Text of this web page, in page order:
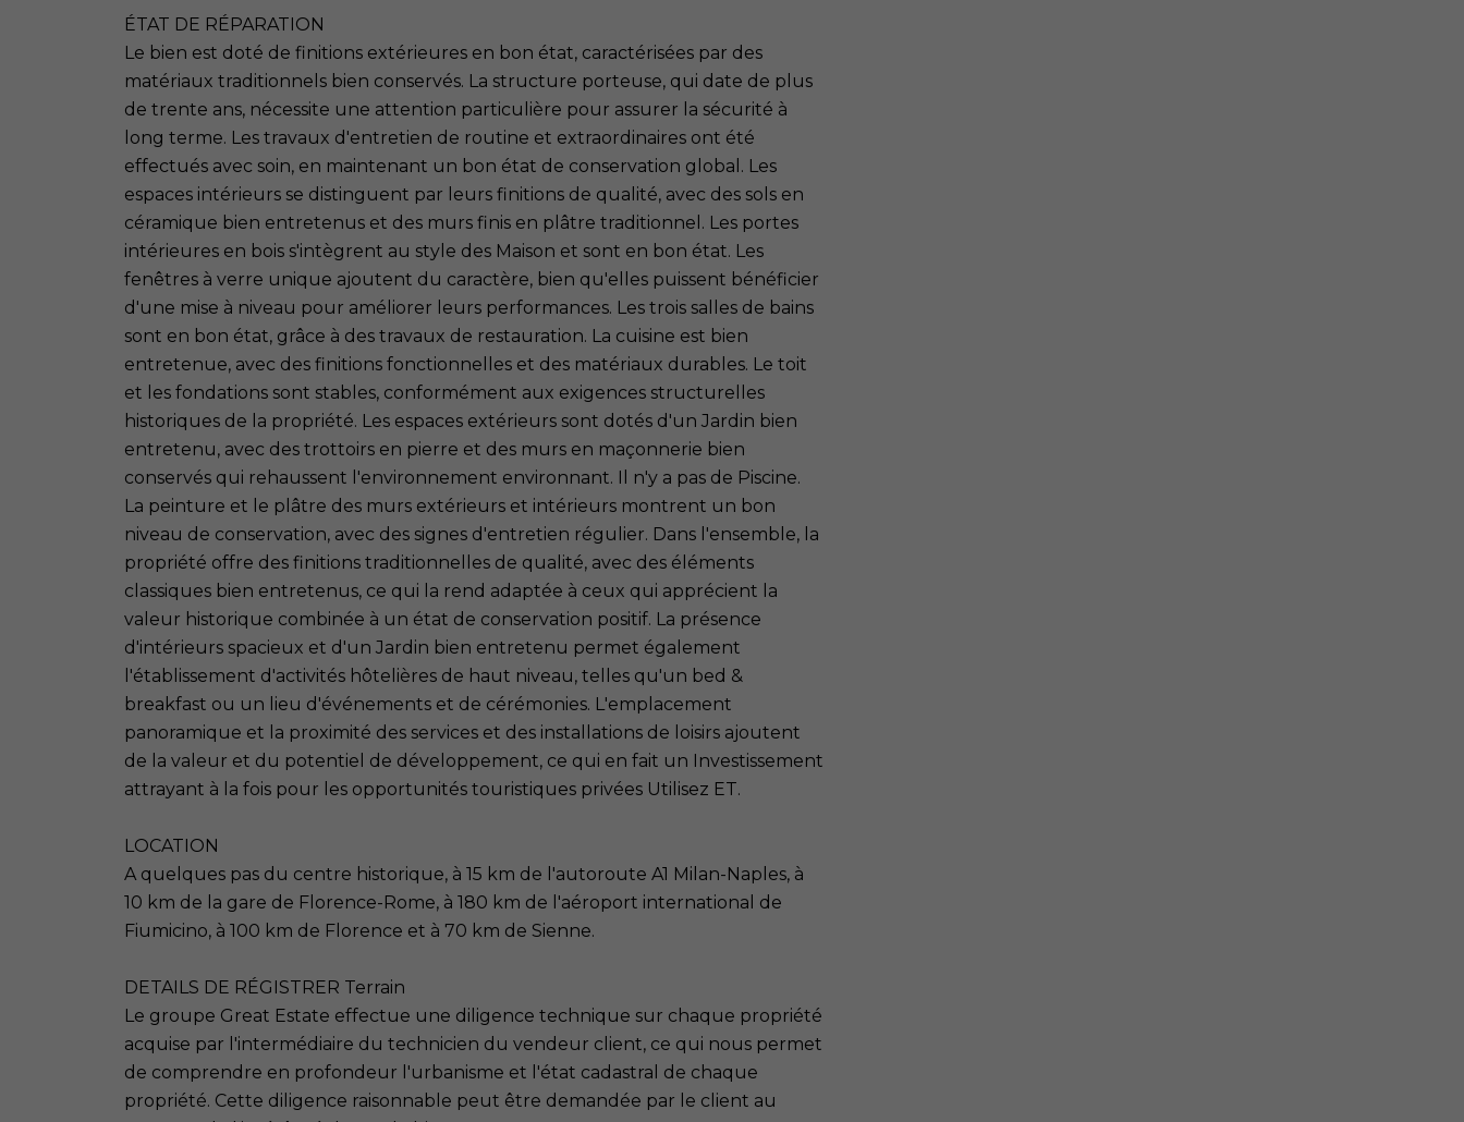
ÉTAT DE RÉPARATION
Le bien est doté de finitions extérieures en bon état, caractérisées par des
matériaux traditionnels bien conservés. La structure porteuse, qui date de plus
de trente ans, nécessite une attention particulière pour assurer la sécurité à
long terme. Les travaux d'entretien de routine et extraordinaires ont été
effectués avec soin, en maintenant un bon état de conservation global. Les
espaces intérieurs se distinguent par leurs finitions de qualité, avec des sols en
céramique bien entretenus et des murs finis en plâtre traditionnel. Les portes
intérieures en bois s'intègrent au style des Maison et sont en bon état. Les
fenêtres à verre unique ajoutent du caractère, bien qu'elles puissent bénéficier
d'une mise à niveau pour améliorer leurs performances. Les trois salles de bains
sont en bon état, grâce à des travaux de restauration. La cuisine est bien
entretenue, avec des finitions fonctionnelles et des matériaux durables. Le toit
et les fondations sont stables, conformément aux exigences structurelles
historiques de la propriété. Les espaces extérieurs sont dotés d'un Jardin bien
entretenu, avec des trottoirs en pierre et des murs en maçonnerie bien
conservés qui rehaussent l'environnement environnant. Il n'y a pas de Piscine.
La peinture et le plâtre des murs extérieurs et intérieurs montrent un bon
niveau de conservation, avec des signes d'entretien régulier. Dans l'ensemble, la
propriété offre des finitions traditionnelles de qualité, avec des éléments
classiques bien entretenus, ce qui la rend adaptée à ceux qui apprécient la
valeur historique combinée à un état de conservation positif. La présence
d'intérieurs spacieux et d'un Jardin bien entretenu permet également
l'établissement d'activités hôtelières de haut niveau, telles qu'un bed &
breakfast ou un lieu d'événements et de cérémonies. L'emplacement
panoramique et la proximité des services et des installations de loisirs ajoutent
de la valeur et du potentiel de développement, ce qui en fait un Investissement
attrayant à la fois pour les opportunités touristiques privées Utilisez ET.
LOCATION
A quelques pas du centre historique, à 15 km de l'autoroute A1 Milan-Naples, à
10 km de la gare de Florence-Rome, à 180 km de l'aéroport international de
Fiumicino, à 100 km de Florence et à 70 km de Sienne.
DETAILS DE RÉGISTRER Terrain
Le groupe Great Estate effectue une diligence technique sur chaque propriété
acquise par l'intermédiaire du technicien du vendeur client, ce qui nous permet
de comprendre en profondeur l'urbanisme et l'état cadastral de chaque
propriété. Cette diligence raisonnable peut être demandée par le client au